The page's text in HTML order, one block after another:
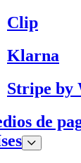
Clip
Klarna
Stripe by
de